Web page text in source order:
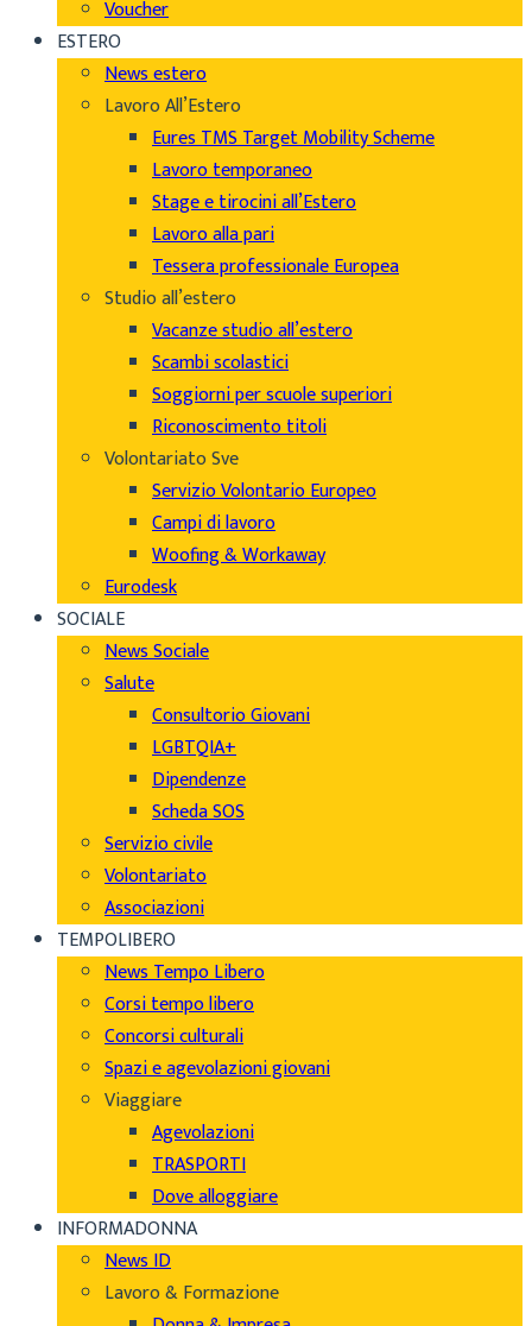
Voucher
ESTERO
News estero
Lavoro All’Estero
Eures TMS Target Mobility Scheme
Lavoro temporaneo
Stage e tirocini all’Estero
Lavoro alla pari
Tessera professionale Europea
Studio all’estero
Vacanze studio all’estero
Scambi scolastici
Soggiorni per scuole superiori
Riconoscimento titoli
Volontariato Sve
Servizio Volontario Europeo
Campi di lavoro
Woofing & Workaway
Eurodesk
SOCIALE
News Sociale
Salute
Consultorio Giovani
LGBTQIA+
Dipendenze
Scheda SOS
Servizio civile
Volontariato
Associazioni
TEMPOLIBERO
News Tempo Libero
Corsi tempo libero
Concorsi culturali
Spazi e agevolazioni giovani
Viaggiare
Agevolazioni
TRASPORTI
Dove alloggiare
INFORMADONNA
News ID
Lavoro & Formazione